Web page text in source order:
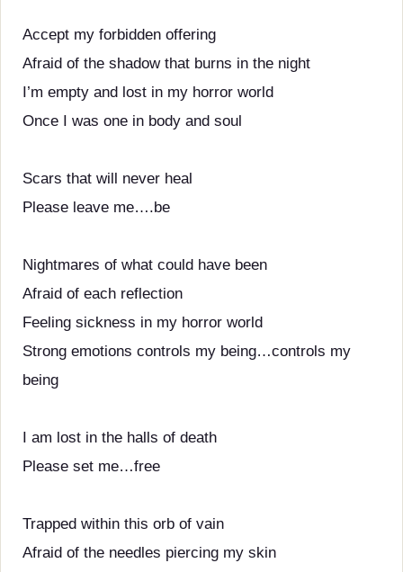
Accept my forbidden offering
Afraid of the shadow that burns in the night
I’m empty and lost in my horror world
Once I was one in body and soul
Scars that will never heal
Please leave me….be
Nightmares of what could have been
Afraid of each reflection
Feeling sickness in my horror world
Strong emotions controls my being…controls my
being
I am lost in the halls of death
Please set me…free
Trapped within this orb of vain
Afraid of the needles piercing my skin